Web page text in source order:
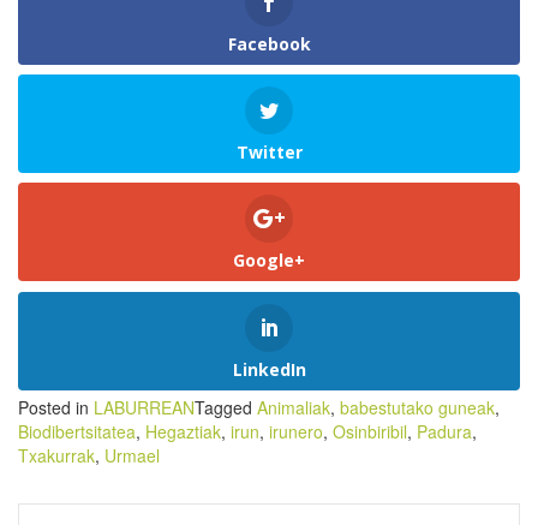
Facebook
Twitter
Google+
LinkedIn
Posted in LABURREANTagged Animaliak, babestutako guneak,
Biodibertsitatea, Hegaztiak, irun, irunero, Osinbiribil, Padura,
Txakurrak, Urmael